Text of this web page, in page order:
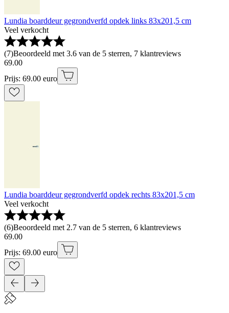
Lundia boarddeur gegrondverfd opdek links 83x201,5 cm
Veel verkocht
(7)Beoordeeld met 3.6 van de 5 sterren, 7 klantreviews
69.00
Prijs: 69.00 euro
Lundia boarddeur gegrondverfd opdek rechts 83x201,5 cm
Veel verkocht
(6)Beoordeeld met 2.7 van de 5 sterren, 6 klantreviews
69.00
Prijs: 69.00 euro